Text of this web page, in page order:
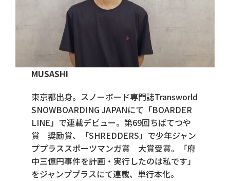
MUSASHI
東京都出身。スノーボード専門誌Transworld
SNOWBOARDING JAPANにて「BOARDER
LINE」で連載デビュー。第69回ちばてつや
賞 奨励賞、「SHREDDERS」で少年ジャン
ププラススポーツマンガ賞 大賞受賞。「府
中三億円事件を計画・実行したのは私です」
をジャンププラスにて連載、単行本化。